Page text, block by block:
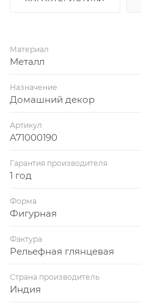
Материал
Металл
Назначение
Домашний декор
Артикул
A71000190
Гарантия производителя
1 год
Форма
Фигурная
Фактура
Рельефная глянцевая
Страна производитель
Индия